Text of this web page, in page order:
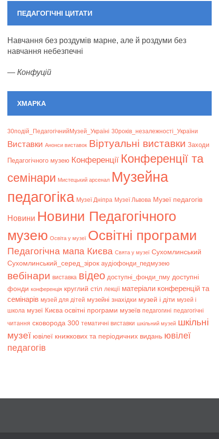
ПЕДАГОГІЧНІ ЦИТАТИ
Навчання без роздумів марне, але й роздуми без
навчання небезпечні
— Конфуцій
ХМАРКА
30подій_ПедагогічнийМузей_Україні 30років_незалежності_України
Bиставки Анонси виставок Віртуальні виставки Заходи
Педагогічного музею Конференції Конференції та
семінари Мистецький арсенал Музейна
педагогіка Музеї Дніпра Музеї Львова Музеї педагогів
Новини Новини Педагогічного
музею Освіта у музеї Освітні програми
Педагогічна мапа Києва Свята у музеї Сухомлинський
Сухомлинський_серед_зірок аудіофонди_педмузею
вебінари виставка відео доступні_фонди_пму доступні
фонди конференція круглий стіл лекції матеріали конференцій та
семінарів музей для дітей музейні знахідки музей і діти музей і
школа музеї Києва освітні програми музеїв педагогині педагогічні
читання сковорода 300 тематичні виставки шкільний музей шкільні
музеї ювілеї книжкових та періодичних видань ювілеї
педагогів